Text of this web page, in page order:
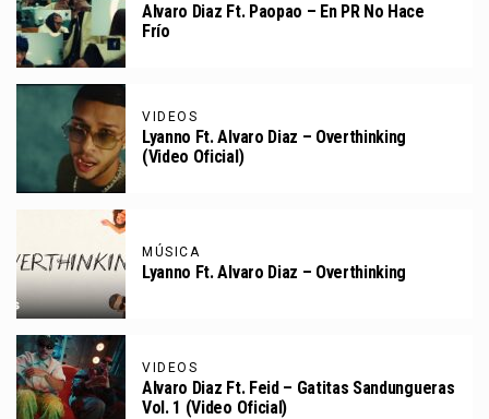
Alvaro Diaz Ft. Paopao – En PR No Hace
Frío
VIDEOS
Lyanno Ft. Alvaro Diaz – Overthinking
(Video Oficial)
MÚSICA
Lyanno Ft. Alvaro Diaz – Overthinking
VIDEOS
Alvaro Diaz Ft. Feid – Gatitas Sandungueras
Vol. 1 (Video Oficial)